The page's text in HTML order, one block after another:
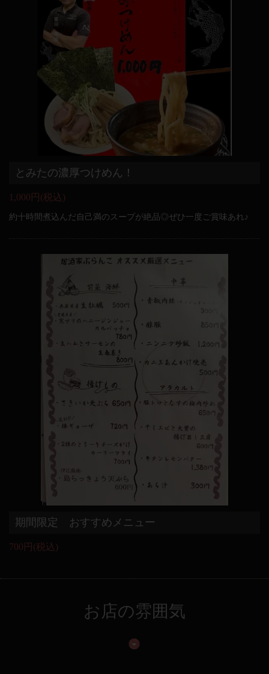
とみたの濃厚つけめん！
1,000円 (税込)
約十時間煮込んだ自己満のスープが絶品◎ぜひ一度ご賞味あれ♪
期間限定 おすすめメニュー
700円 (税込)
お店の雰囲気